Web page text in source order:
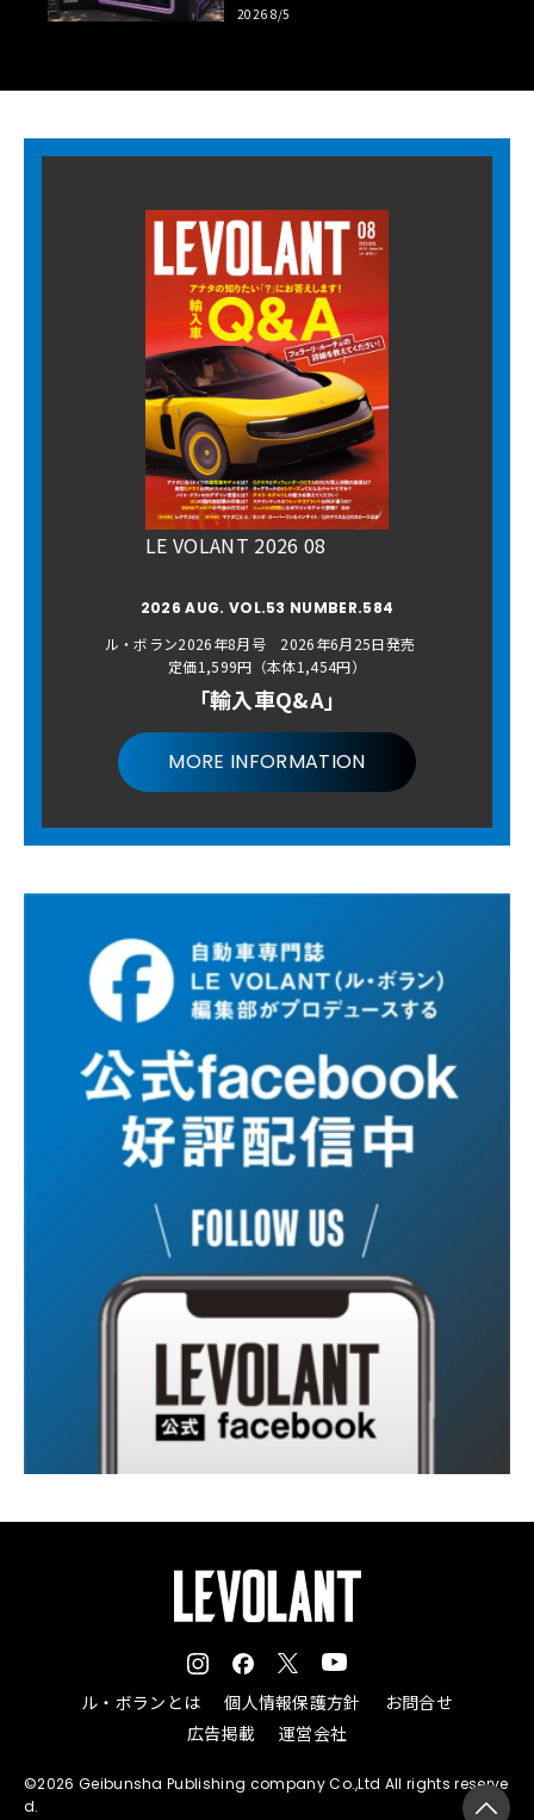
ツアーの全貌
2026 8/5
LE VOLANT 2026 08
2026 AUG. VOL.53 NUMBER.584
ル・ボラン2026年8月号 2026年6月25日発売
定価1,599円（本体1,454円）
「輸入車Q&A」
MORE INFORMATION
ル・ボランとは 個人情報保護方針
お問合せ
広告掲載
運営会社
©2026 Geibunsha Publishing company Co.,Ltd All rights reserve
d.